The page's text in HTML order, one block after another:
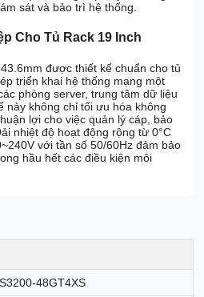
sát và bảo trì hệ thống.
Cho Tủ Rack 19 Inch
được thiết kế chuẩn cho tủ
triển khai hệ thống mạng một
phòng server, trung tâm dữ liệu
này không chỉ tối ưu hóa không
lợi cho việc quản lý cáp, bảo
nhiệt độ hoạt động rộng từ 0°C
với tần số 50/60Hz đảm bảo
hầu hết các điều kiện môi
48GT4XS